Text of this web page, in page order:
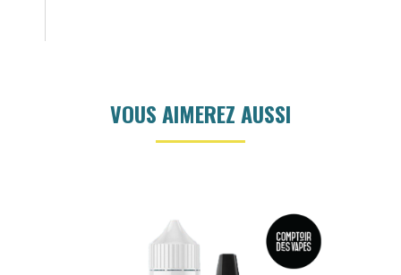
VOUS AIMEREZ AUSSI